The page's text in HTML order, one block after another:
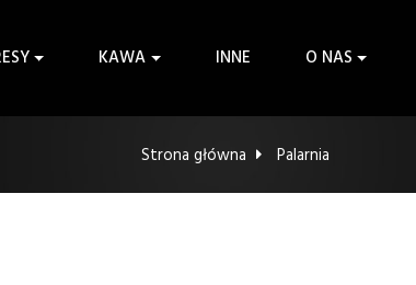
KAWA INNE O NAS
Strona główna Palarnia